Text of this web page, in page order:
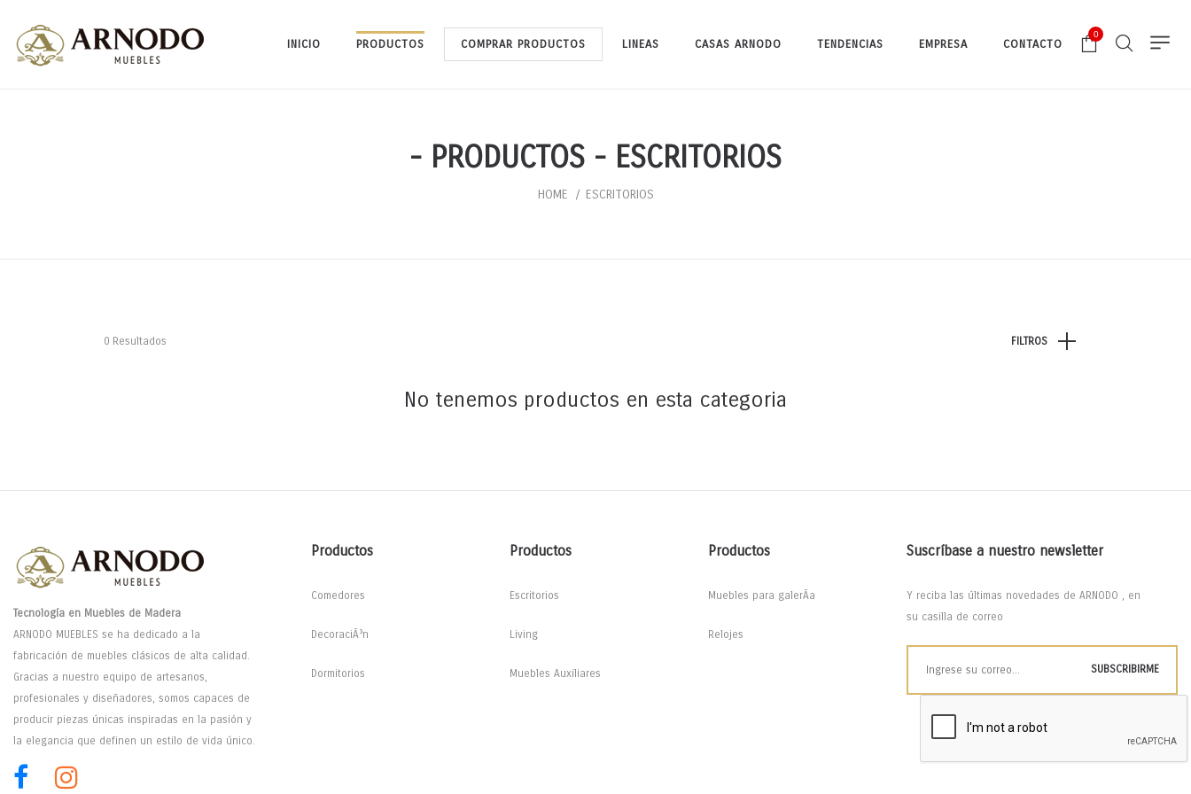
INICIO PRODUCTOS COMPRAR PRODUCTOS LINEAS CASAS ARNODO TENDENCIAS EMPRESA CONTACTO
0
- PRODUCTOS - ESCRITORIOS
HOME ESCRITORIOS
0 Resultados FILTROS
No tenemos productos en esta categoria
Tecnología en Muebles de Madera
ARNODO MUEBLES se ha dedicado a la
fabricación de muebles clásicos de alta calidad.
Gracias a nuestro equipo de artesanos,
profesionales y diseñadores, somos capaces de
producir piezas únicas inspiradas en la pasión y
la elegancia que definen un estilo de vida único.
Productos
Comedores
DecoraciÃ³n
Dormitorios
Productos
Escritorios
Living
Muebles Auxiliares
Productos
Muebles para galerÃ­a
Relojes
Suscríbase a nuestro newsletter
Y reciba las últimas novedades de ARNODO , en
su casilla de correo